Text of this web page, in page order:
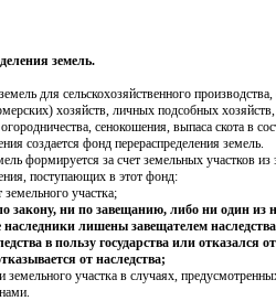
земель.
для сельскохозяйственного
хозяйств, личных подсобных
сенокошения, выпаса скота в
создается фонд перераспределения земель.
формируется за счет земельных участков из
поступающих в этот фонд:
участка;
закону, ни по завещанию, либо ни один из
наследники лишены завещателем
в пользу государства или отказался
от наследства;
земельного участка в случаях,